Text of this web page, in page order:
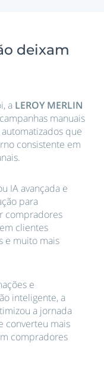
deixam
a LEROY MERLIN
manuais
que
consistente em
IA avançada e
para
compradores
clientes
e muito mais
e
inteligente, a
a jornada
converteu mais
compradores